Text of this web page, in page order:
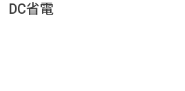
DC省電